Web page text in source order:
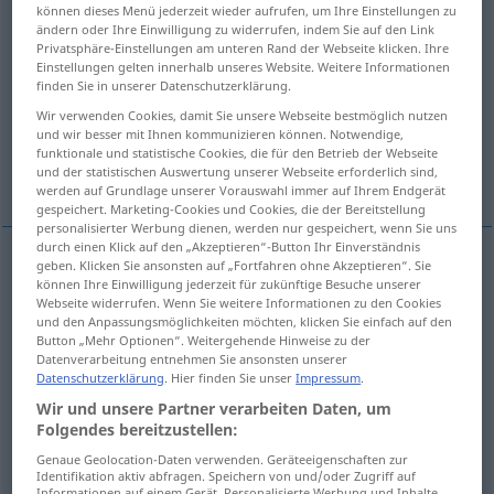
Übersicht aller Übersetzungen
(Für mehr Details die Übersetzung anklicken/antippen)
Küche feine Küche
Weitere Beispiele...
Küchef cocinalugar
(feine)Küchef cocina arte
können dieses Menü jederzeit wieder aufrufen, um Ihre Einstellungen zu
ändern oder Ihre Einwilligung zu widerrufen, indem Sie auf den Link
Privatsphäre-Einstellungen am unteren Rand der Webseite klicken. Ihre
Einstellungen gelten innerhalb unseres Website. Weitere Informationen
finden Sie in unserer Datenschutzerklärung.
Wir verwenden Cookies, damit Sie unsere Webseite bestmöglich nutzen
und wir besser mit Ihnen kommunizieren können. Notwendige,
funktionale und statistische Cookies, die für den Betrieb der Webseite
und der statistischen Auswertung unserer Webseite erforderlich sind,
werden auf Grundlage unserer Vorauswahl immer auf Ihrem Endgerät
gespeichert. Marketing-Cookies und Cookies, die der Bereitstellung
personalisierter Werbung dienen, werden nur gespeichert, wenn Sie uns
durch einen Klick auf den „Akzeptieren“-Button Ihr Einverständnis
geben. Klicken Sie ansonsten auf „Fortfahren ohne Akzeptieren“. Sie
können Ihre Einwilligung jederzeit für zukünftige Besuche unserer
Webseite widerrufen. Wenn Sie weitere Informationen zu den Cookies
und den Anpassungsmöglichkeiten möchten, klicken Sie einfach auf den
Button „Mehr Optionen“. Weitergehende Hinweise zu der
Datenverarbeitung entnehmen Sie ansonsten unserer
Datenschutzerklärung. Hier finden Sie unserImpressum.
Wir und unsere Partner verarbeiten Daten, um
Folgendes bereitzustellen:
Genaue Geolocation-Daten verwenden. Geräteeigenschaften zur
Identifikation aktiv abfragen. Speichern von und/oder Zugriff auf